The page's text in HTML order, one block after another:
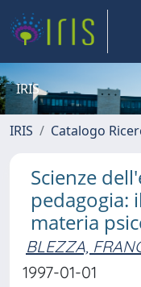
IRIS
IRIS Catalogo
Scienze
pedagogia:
materia
BLEZZA,
1997-01-01